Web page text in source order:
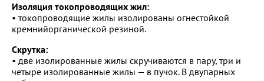
Изоляция токопроводящих жил:
• токопроводящие жилы изолированы огнестойкой
кремнийорганической резиной.
Скрутка:
• две изолированные жилы скручиваются в пару, три и
четыре изолированные жилы — в пучок. В двупарных